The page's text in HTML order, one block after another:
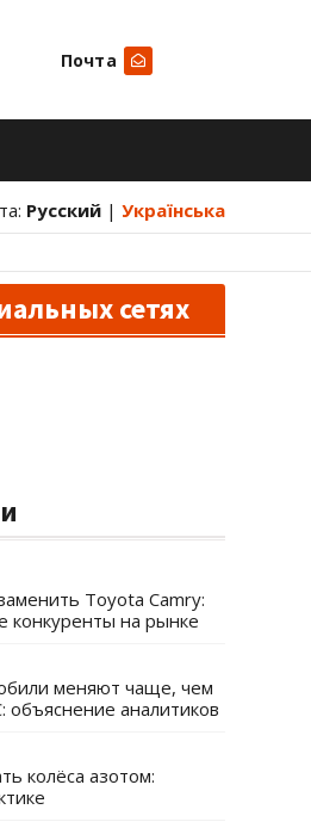
Почта
Русский | Українська
сетях
Toyota Camry:
конкуренты на рынке
меняют чаще, чем
объяснение аналитиков
колёса азотом: